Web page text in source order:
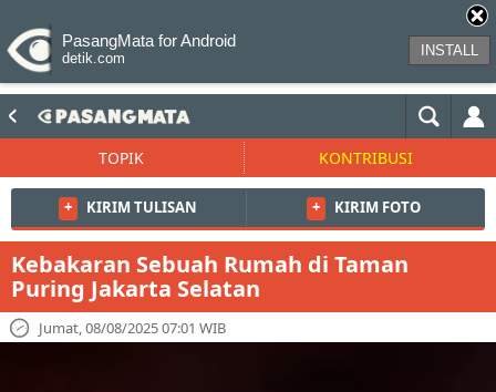
PasangMata for Android
detik.com INSTALL
TOPIK KONTRIBUSI
+ KIRIM TULISAN + KIRIM FOTO
Kebakaran Sebuah Rumah di Taman
Puring Jakarta Selatan
Jumat, 08/08/2025 07:01 WIB